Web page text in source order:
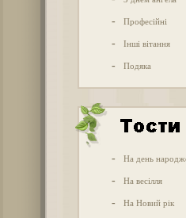
- Професійні
- Інші вітання
- Подяка
- На день
- На весілля
- На Новий рік